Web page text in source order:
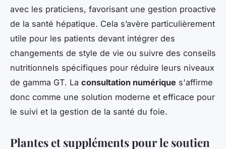
avec les praticiens, favorisant une gestion proactive
de la santé hépatique. Cela s’avère particulièrement
utile pour les patients devant intégrer des
changements de style de vie ou suivre des conseils
nutritionnels spécifiques pour réduire leurs niveaux
de gamma GT. La consultation numérique s'affirme
donc comme une solution moderne et efficace pour
le suivi et la gestion de la santé du foie.
Plantes et suppléments pour le soutien